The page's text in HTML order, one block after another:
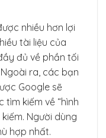
nhiều hơn lợi
tài liệu của
đủ về phần tối
ra, các bạn
Google sẽ
kiếm về “hình
Người dùng
hợp nhất.